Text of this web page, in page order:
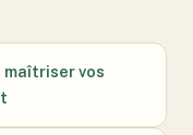
maîtriser vos